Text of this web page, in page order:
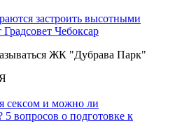
застроить высотными
Чебоксар
ЖК "Дубрава Парк"
сексом и можно ли
5 вопросов о подготовке к